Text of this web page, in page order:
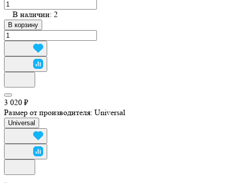
В наличии: 2
В корзину
3 020 ₽
Размер от производителя: Universal
Universal